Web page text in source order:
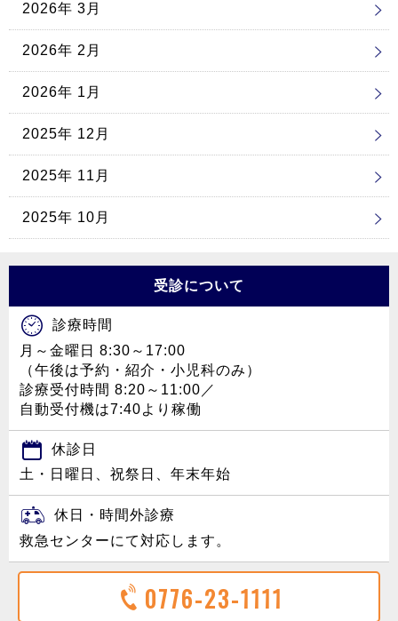
2026年 3月
2026年 2月
2026年 1月
2025年 12月
2025年 11月
2025年 10月
受診について
診療時間
月～金曜日 8:30～17:00
（午後は予約・紹介・小児科のみ）
診療受付時間 8:20～11:00／
自動受付機は7:40より稼働
休診日
土・日曜日、祝祭日、年末年始
休日・時間外診療
救急センターにて対応します。
0776-23-1111